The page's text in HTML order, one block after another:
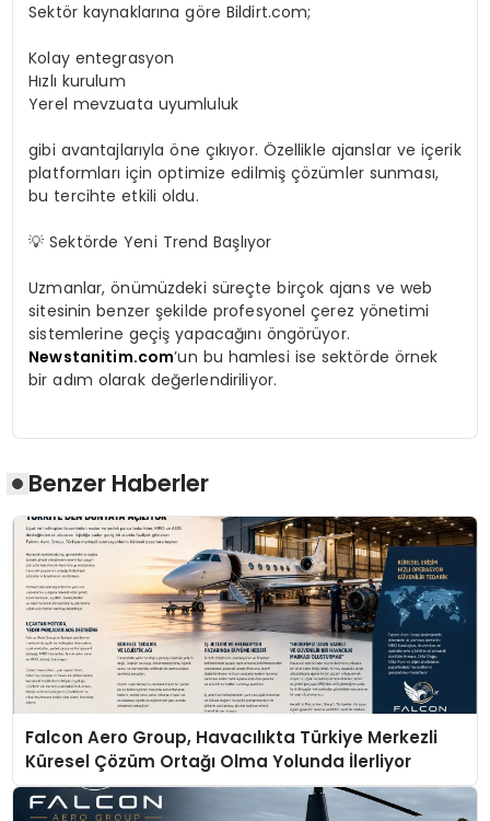
Sektör kaynaklarına göre Bildirt.com;
Kolay entegrasyon
Hızlı kurulum
Yerel mevzuata uyumluluk
gibi avantajlarıyla öne çıkıyor. Özellikle ajanslar ve içerik
platformları için optimize edilmiş çözümler sunması,
bu tercihte etkili oldu.
💡 Sektörde Yeni Trend Başlıyor
Uzmanlar, önümüzdeki süreçte birçok ajans ve web
sitesinin benzer şekilde profesyonel çerez yönetimi
sistemlerine geçiş yapacağını öngörüyor.
Newstanitim.com’un bu hamlesi ise sektörde örnek
bir adım olarak değerlendiriliyor.
Benzer Haberler
Falcon Aero Group, Havacılıkta Türkiye Merkezli
Küresel Çözüm Ortağı Olma Yolunda İlerliyor